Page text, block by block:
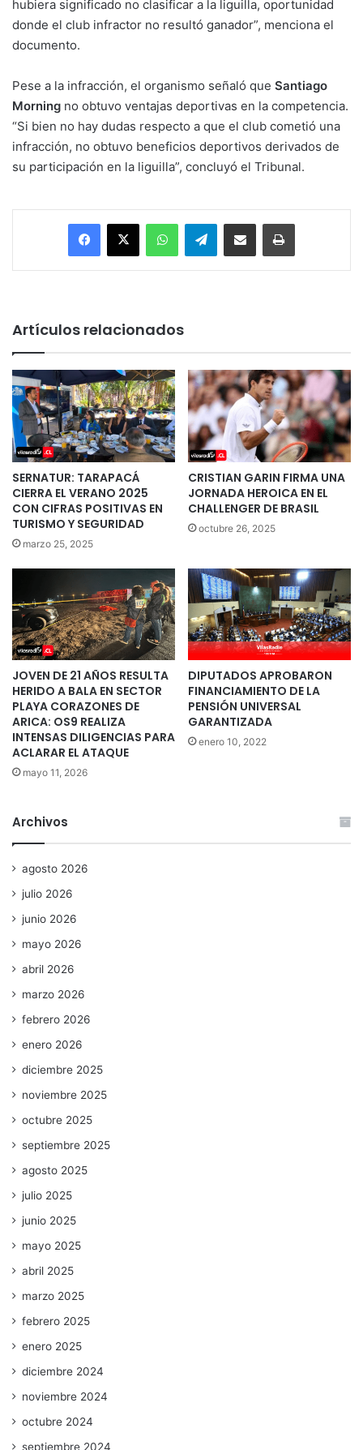
hubiera significado no clasificar a la liguilla, oportunidad
donde el club infractor no resultó ganador”, menciona el
documento.
Pese a la infracción, el organismo señaló que Santiago
Morning no obtuvo ventajas deportivas en la competencia.
“Si bien no hay dudas respecto a que el club cometió una
infracción, no obtuvo beneficios deportivos derivados de
su participación en la liguilla”, concluyó el Tribunal.
Facebook
X WhatsAppTelegramEnviar vía email Imprimir
Artículos relacionados
SERNATUR: TARAPACÁ
CIERRA EL VERANO 2025
CON CIFRAS POSITIVAS EN
TURISMO Y SEGURIDAD
marzo 25, 2025
CRISTIAN GARIN FIRMA UNA
JORNADA HEROICA EN EL
CHALLENGER DE BRASIL
octubre 26, 2025
JOVEN DE 21 AÑOS RESULTA
HERIDO A BALA EN SECTOR
PLAYA CORAZONES DE
ARICA: OS9 REALIZA
INTENSAS DILIGENCIAS PARA
ACLARAR EL ATAQUE
mayo 11, 2026
DIPUTADOS APROBARON
FINANCIAMIENTO DE LA
PENSIÓN UNIVERSAL
GARANTIZADA
enero 10, 2022
Archivos
agosto 2026
julio 2026
junio 2026
mayo 2026
abril 2026
marzo 2026
febrero 2026
enero 2026
diciembre 2025
noviembre 2025
octubre 2025
septiembre 2025
agosto 2025
julio 2025
junio 2025
mayo 2025
abril 2025
marzo 2025
febrero 2025
enero 2025
diciembre 2024
noviembre 2024
octubre 2024
septiembre 2024